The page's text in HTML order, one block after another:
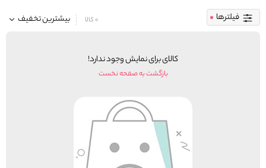
فیلترها بیشترین تخفیف 0 کالا
کالای برای نمایش وجود ندارد!
بازگشت به صفحه نخست